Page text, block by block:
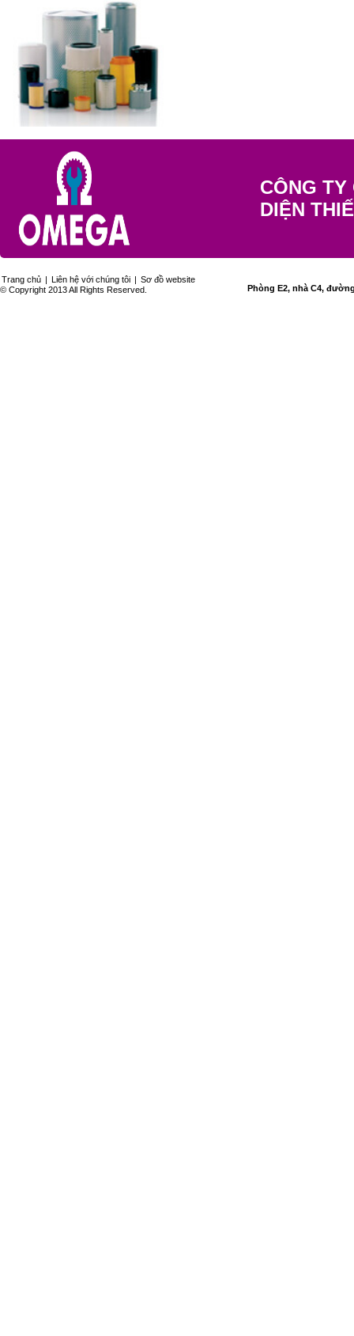
CÔNG
DIỆN
Trang chủ | Liên hệ với chúng tôi | Sơ đồ website
© Copyright 2013 All Rights Reserved.
Phòng E2, nhà C4,